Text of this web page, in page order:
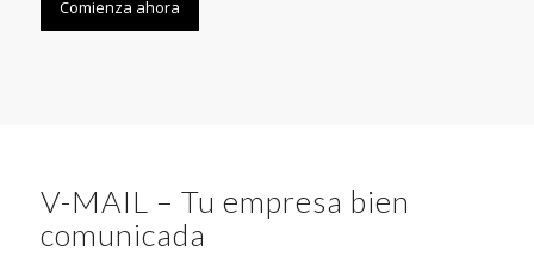
Comienza ahora
V-MAIL – Tu empresa bien
comunicada